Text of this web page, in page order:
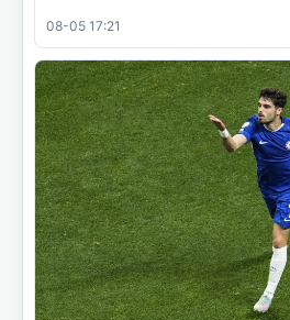
08-05 17:21